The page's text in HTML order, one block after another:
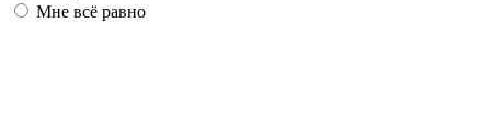
Мне всё равно